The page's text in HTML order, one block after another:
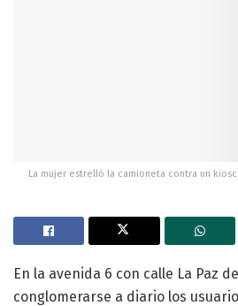
La mujer estrelló la camioneta contra un
En la avenida 6 con calle La Paz
conglomerarse a diario los